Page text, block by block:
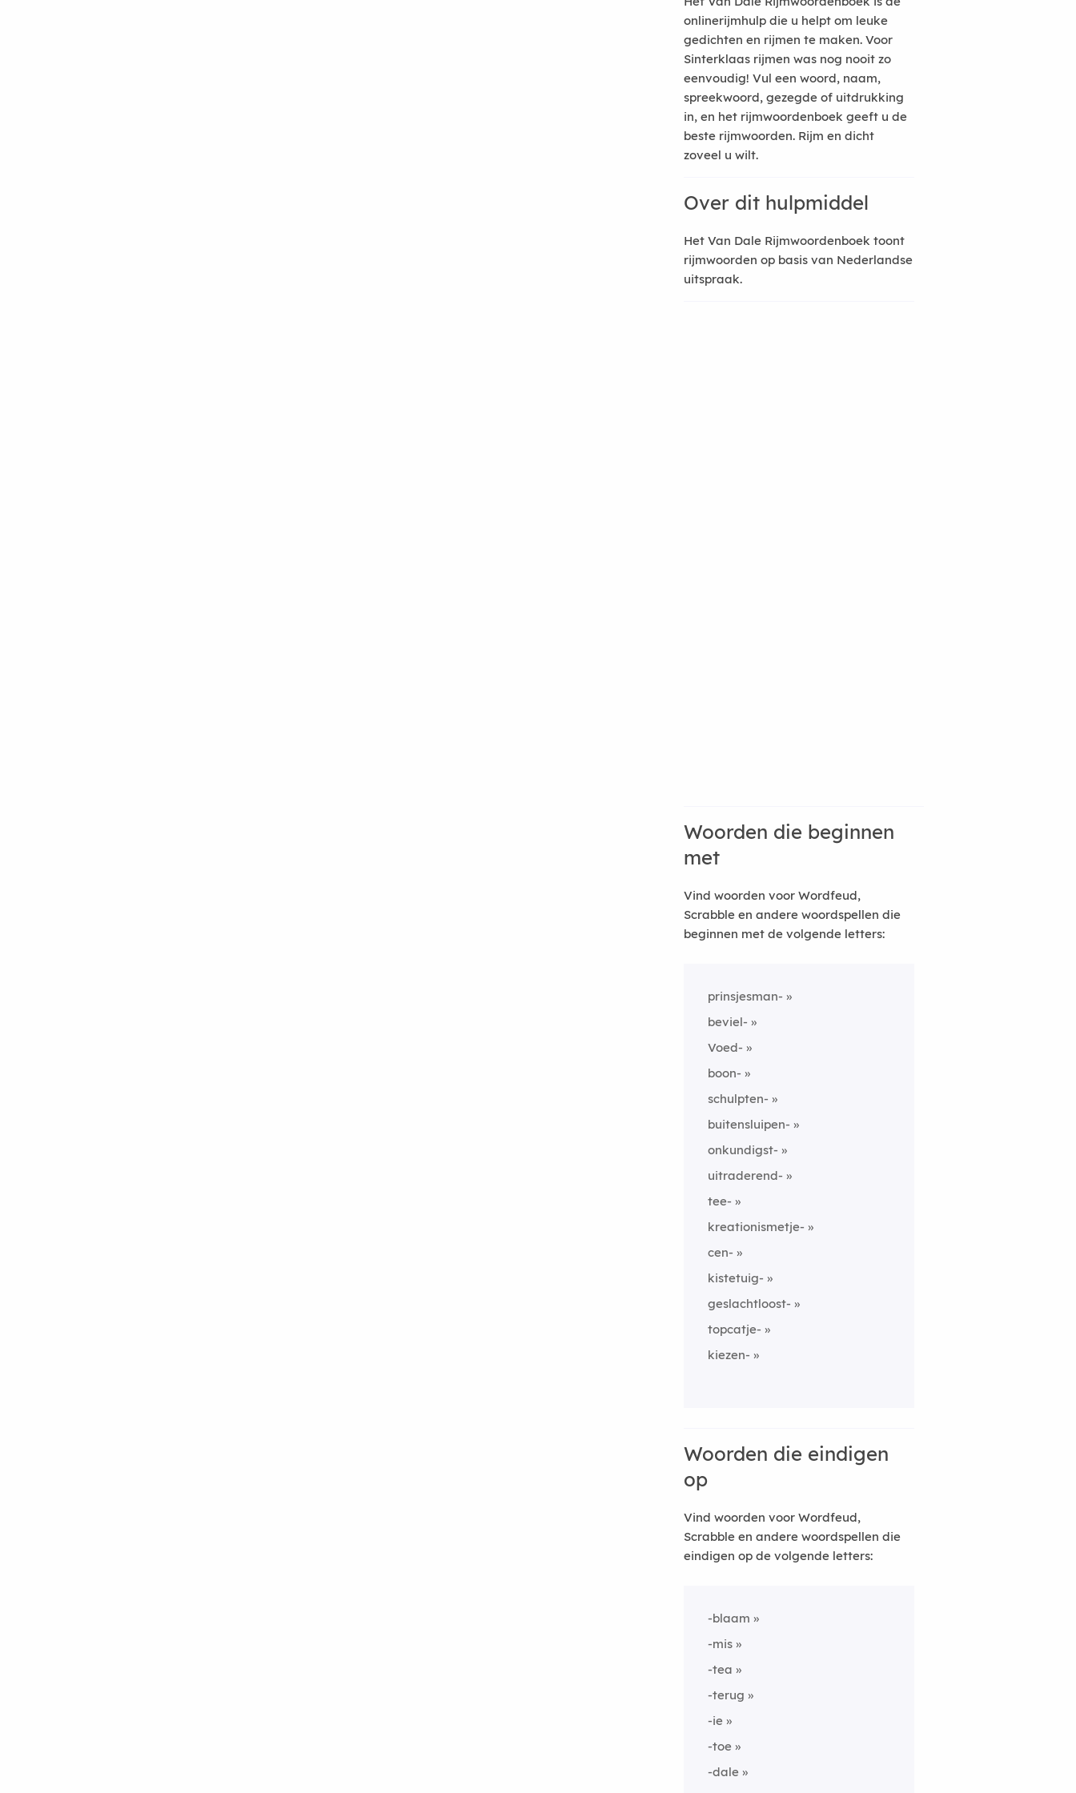
onlinerijmhulp die u helpt om leuke
gedichten en rijmen te maken. Voor
Sinterklaas rijmen was nog nooit zo
eenvoudig! Vul een woord, naam,
spreekwoord, gezegde of uitdrukking
in, en het rijmwoordenboek geeft u de
beste rijmwoorden. Rijm en dicht
zoveel u wilt.
Over dit hulpmiddel
Het Van Dale Rijmwoordenboek toont
rijmwoorden op basis van Nederlandse
uitspraak.
Woorden die beginnen
met
Vind woorden voor Wordfeud,
Scrabble en andere woordspellen die
beginnen met de volgende letters:
prinsjesman-
beviel-
Voed-
boon-
schulpten-
buitensluipen-
onkundigst-
uitraderend-
tee-
kreationismetje-
cen-
kistetuig-
geslachtloost-
topcatje-
kiezen-
Woorden die eindigen
op
Vind woorden voor Wordfeud,
Scrabble en andere woordspellen die
eindigen op de volgende letters:
-blaam
-mis
-tea
-terug
-ie
-toe
-dale